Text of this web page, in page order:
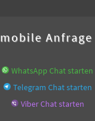
mobile Anfrage
WhatsApp Chat starten
Telegram Chat starten
Viber Chat starten